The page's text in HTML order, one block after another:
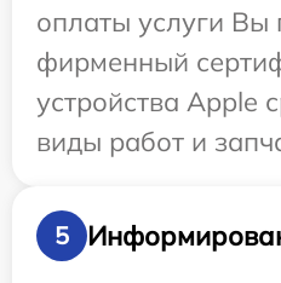
оплаты услуги Вы
фирменный
устройства Apple
виды работ и
5